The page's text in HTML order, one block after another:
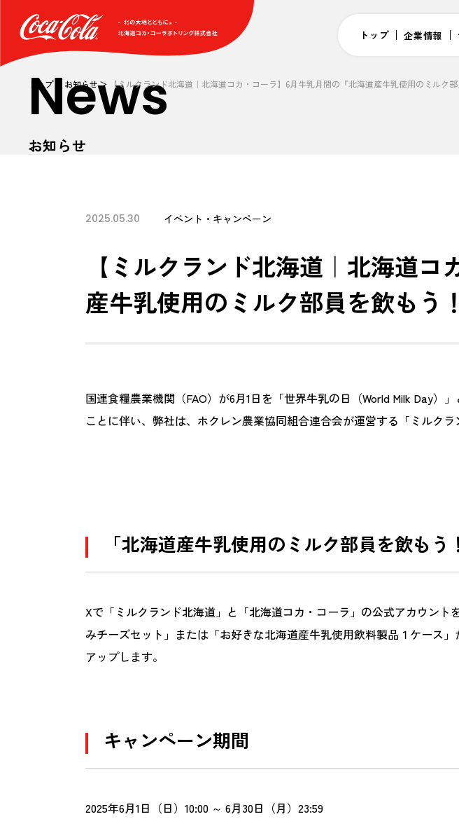
トップ 企業情報
トップ お知らせ 【ミルクランド北海道｜北海道コカ・コーラ】6月牛乳月間の『北海道産牛乳使用のミルク
News
お知らせ
2025.05.30 イベント・キャンペーン
【ミルクランド北海道｜北海道
産牛乳使用のミルク部員を飲もう
国連食糧農業機関（FAO）が6月1日を「世界牛乳の日（World Milk Day
ことに伴い、弊社は、ホクレン農業協同組合連合会が運営する「ミルク
「北海道産牛乳使用のミルク部員を飲も
Xで「ミルクランド北海道」と「北海道コカ・コーラ」の公式アカウン
みチーズセット」または「お好きな北海道産牛乳使用飲料製品１ケース
アップします。
キャンペーン期間
2025年6月1日（日）10:00 ～ 6月30日（月）23:59